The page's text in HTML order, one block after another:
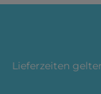
Lieferzeiten